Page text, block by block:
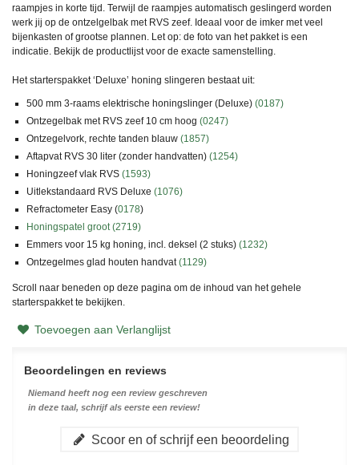
raampjes in korte tijd. Terwijl de raampjes automatisch geslingerd worden
werk jij op de ontzelgelbak met RVS zeef. Ideaal voor de imker met veel
bijenkasten of grootse plannen. Let op: de foto van het pakket is een
indicatie. Bekijk de productlijst voor de exacte samenstelling.
Het starterspakket ‘Deluxe’ honing slingeren bestaat uit:
500 mm 3-raams elektrische honingslinger (Deluxe) (0187)
Ontzegelbak met RVS zeef 10 cm hoog (0247)
Ontzegelvork, rechte tanden blauw (1857)
Aftapvat RVS 30 liter (zonder handvatten) (1254)
Honingzeef vlak RVS (1593)
Uitlekstandaard RVS Deluxe (1076)
Refractometer Easy (0178)
Honingspatel groot (2719)
Emmers voor 15 kg honing, incl. deksel (2 stuks) (1232)
Ontzegelmes glad houten handvat(1129)
Scroll naar beneden op deze pagina om de inhoud van het gehele
starterspakket te bekijken.
Toevoegen aan Verlanglijst
Beoordelingen en reviews
Niemand heeft nog een review geschreven
in deze taal, schrijf als eerste een review!
Scoor en of schrijf een beoordeling